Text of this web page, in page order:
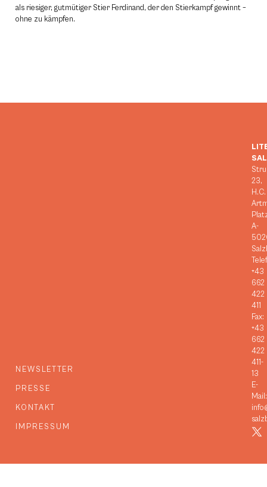
als riesiger, gutmütiger Stier Ferdinand, der den Stierkampf gewinnt –
ohne zu kämpfen.
NEWSLETTER
PRESSE
KONTAKT
IMPRESSUM
23,
H.C.
A-
+43
662
422
411
Fax:
+43
662
422
411-
13
E-
Mail: